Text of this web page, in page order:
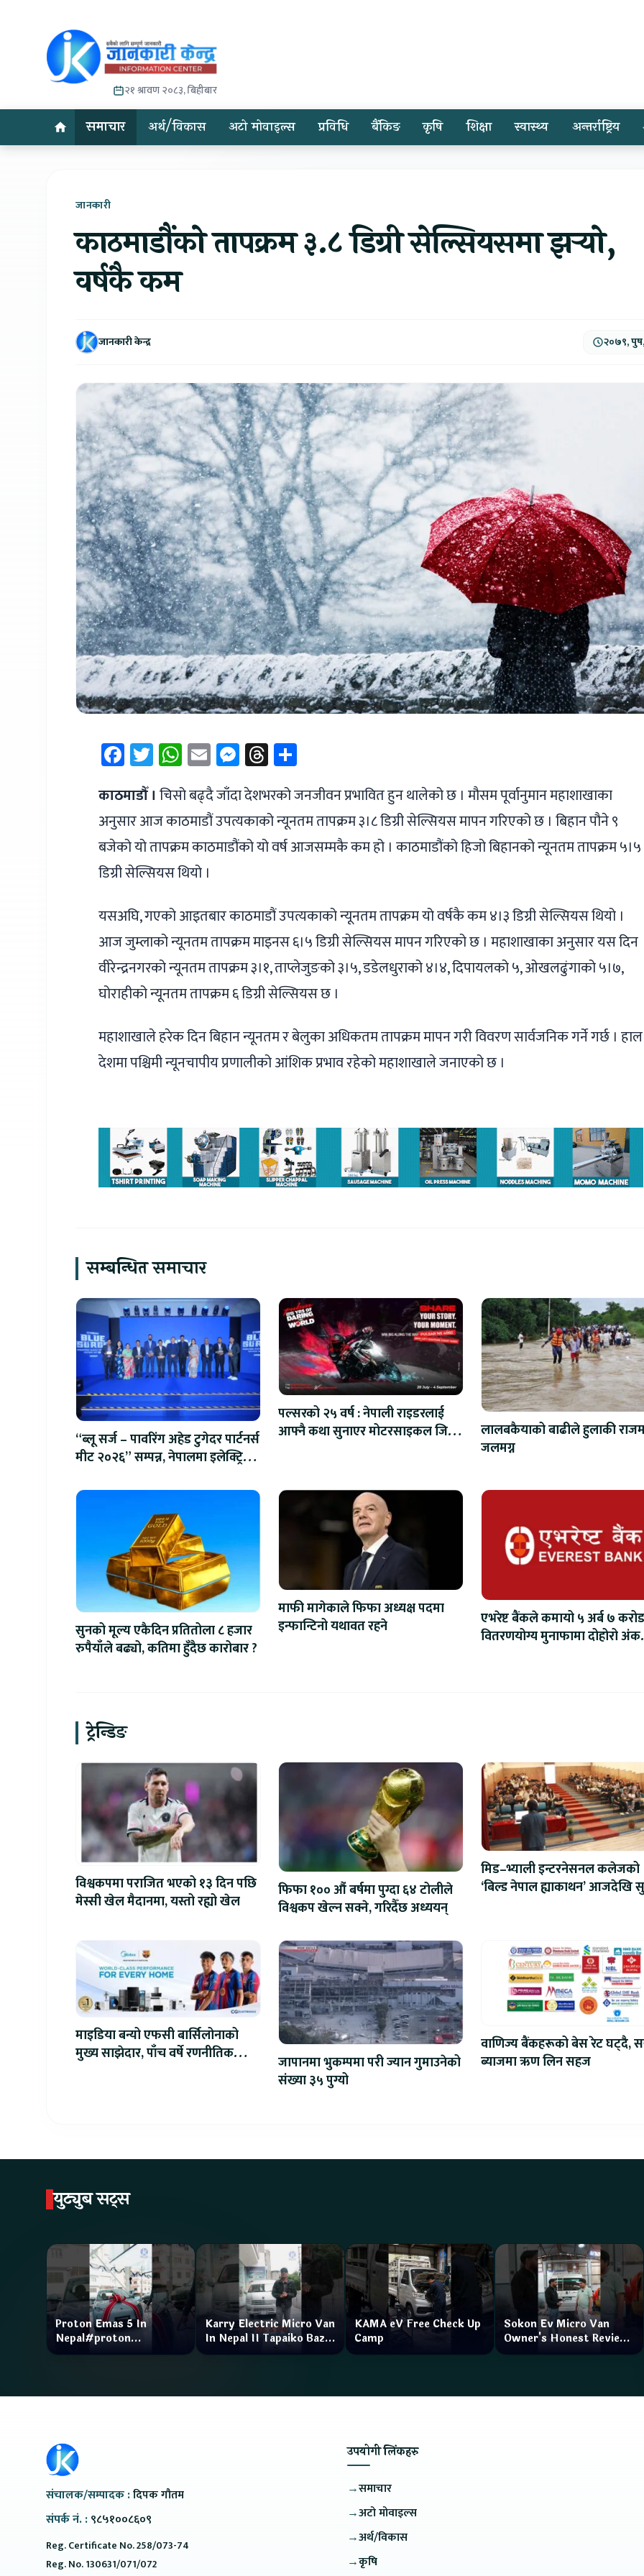
२१ श्रावण २०८३, बिहीबार
समाचार अर्थ/विकास अटो मोवाइल्स प्रविधि बैंकिङ कृषि शिक्षा स्वास्थ्य अन्तर्राष्ट्रिय
जानकारी
काठमाडौंको तापक्रम ३.८ डिग्री सेल्सियसमा झर्‍यो,
वर्षकै कम
जानकारी केन्द्र २०७९,
Facebook
Twitter
WhatsApp
EmailMessenger
Threads
काठमाडौँ । चिसो बढ्दै जाँदा देशभरको जनजीवन प्रभावित हुन थालेको छ । मौसम पूर्वानुमान महाशाखाका
अनुसार आज काठमाडौं उपत्यकाको न्यूनतम तापक्रम ३।८ डिग्री सेल्सियस मापन गरिएको छ । बिहान पौने ९
बजेको यो तापक्रम काठमाडौंको यो वर्ष आजसम्मकै कम हो । काठमाडौंको हिजो बिहानको न्यूनतम तापक्रम ५।५
डिग्री सेल्सियस थियो ।
यसअघि, गएको आइतबार काठमाडौं उपत्यकाको न्यूनतम तापक्रम यो वर्षकै कम ४।३ डिग्री सेल्सियस थियो ।
आज जुम्लाको न्यूनतम तापक्रम माइनस ६।५ डिग्री सेल्सियस मापन गरिएको छ । महाशाखाका अनुसार यस दिन
वीरेन्द्रनगरको न्यूनतम तापक्रम ३।१, ताप्लेजुङको ३।५, डडेलधुराको ४।४, दिपायलको ५, ओखलढुंगाको ५।७,
घोराहीको न्यूनतम तापक्रम ६ डिग्री सेल्सियस छ ।
महाशाखाले हरेक दिन बिहान न्यूनतम र बेलुका अधिकतम तापक्रम मापन गरी विवरण सार्वजनिक गर्ने गर्छ । हाल
देशमा पश्चिमी न्यूनचापीय प्रणालीको आंशिक प्रभाव रहेको महाशाखाले जनाएको छ ।
सम्बन्धित समाचार
“ब्लू सर्ज – पावरिंग अहेड टुगेदर पार्टनर्स
मीट २०२६” सम्पन्न, नेपालमा इलेक्ट्रिक
पल्सरको २५ वर्ष : नेपाली राइडरलाई
आफ्नै कथा सुनाएर मोटरसाइकल जित्ने
लालबकैयाको बाढीले हुलाकी
जलमग्न
सुनको मूल्य एकैदिन प्रतितोला ८ हजार
रुपैयाँले बढ्यो, कतिमा हुँदैछ कारोबार ?
माफी मागेकाले फिफा अध्यक्ष पदमा
इन्फान्टिनो यथावत रहने
एभरेष्ट बैंकले कमायो ५ अर्ब ७
वितरणयोग्य मुनाफामा दोहोरो
ट्रेन्डिङ
विश्वकपमा पराजित भएको १३ दिन पछि
मेस्सी खेल मैदानमा, यस्तो रह्यो खेल
फिफा १०० औं बर्षमा पुग्दा ६४ टोलीले
विश्वकप खेल्न सक्ने, गरिदैँछ अध्ययन्
मिड–भ्याली इन्टरनेसनल कलेजको
‘बिल्ड नेपाल ह्याकाथन’ आजदेखि
माइडिया बन्यो एफसी बार्सिलोनाको
मुख्य साझेदार, पाँच वर्षे रणनीतिक
जापानमा भुकम्पमा परी ज्यान गुमाउनेको
संख्या ३५ पुग्यो
वाणिज्य बैंकहरूको बेस रेट घट्दै,
ब्याजमा ऋण लिन सहज
युट्युब सट्स
Proton Emas 5 In
Nepal#proton
#protonemas5#protonnepal#evcarnepal
Karry Electric Micro Van
In Nepal II Tapaiko Bazar
II Jankari Kendra
KAMA eV Free Check Up
Camp
Sokon Ev Micro Van
Owner's Honest Review
How is the service?
संचालक/सम्पादक :दिपक गौतम
संपर्क नं. :९८५१००८६०९
Reg. Certificate No. 258/073-74
Reg. No. 130631/071/072
उपयोगी लिंकहरु
→समाचार
→अटो मोवाइल्स
→अर्थ/विकास
→कृषि